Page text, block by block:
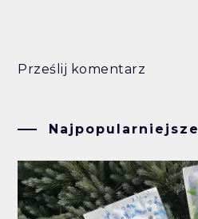
Prześlij komentarz
Najpopularniejsze